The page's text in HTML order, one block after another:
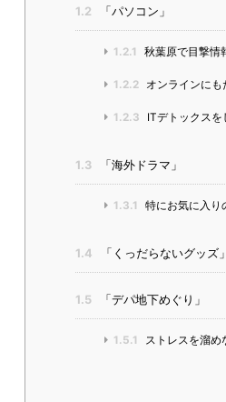
1.2 「パソコン」
1.2.1 秋葉原で目撃情
1.2.2 オンラインにも
1.2.3 ITデトックスを
1.3 「海外ドラマ」
1.3.1 特にお気に入り
1.4 「くっだらないグッズ
1.5 「デパ地下めぐり」
1.5.1 ストレスを溜め